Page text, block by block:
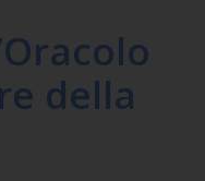
della